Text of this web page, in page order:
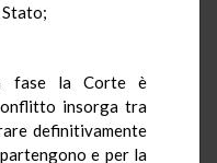
fase la Corte è
insorga tra
definitivamente
e per la